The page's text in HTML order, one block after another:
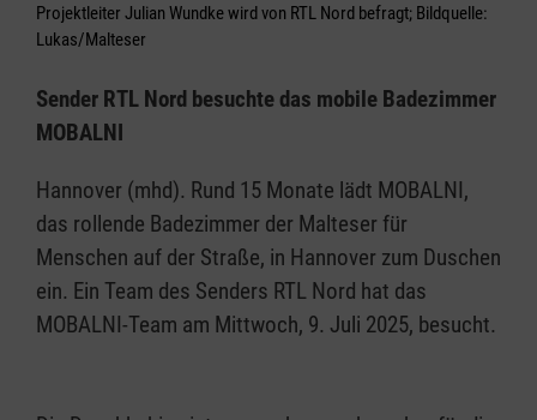
Projektleiter Julian Wundke wird von RTL Nord befragt; Bildquelle:
Lukas/Malteser
Sender RTL Nord besuchte das mobile Badezimmer
MOBALNI
Hannover (mhd). Rund 15 Monate lädt MOBALNI,
das rollende Badezimmer der Malteser für
Menschen auf der Straße, in Hannover zum Duschen
ein. Ein Team des Senders RTL Nord hat das
MOBALNI-Team am Mittwoch, 9. Juli 2025, besucht.